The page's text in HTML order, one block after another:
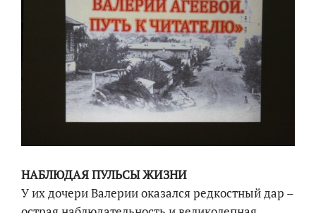
НАБЛЮДАЯ ПУЛЬСЫ ЖИЗНИ
У их дочери Валерии оказался редкостный дар –